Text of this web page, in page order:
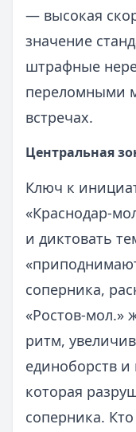
— высокая
значение
штрафные
переломными
встречах.
Центральная
Ключ к
«Краснодар-
и диктовать
соперника,
«Ростов-мол.»
ритм,
единоборств и
которая
соперника.